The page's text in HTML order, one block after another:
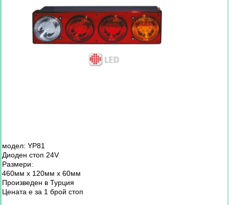
модел: YP81
Диоден стоп 24V
Размери:
460мм х 120мм х 60мм
Произведен в Турция
Цената е за 1 брой стоп